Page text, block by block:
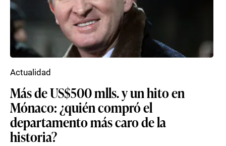
Más de US$500 mlls. y un hito en
Mónaco: ¿quién compró el
departamento más caro de la
historia?
Actualidad